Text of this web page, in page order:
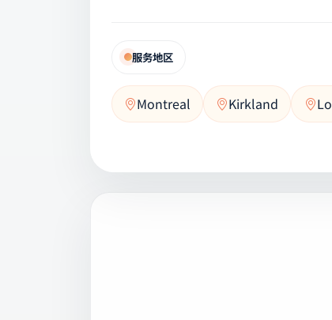
服务地区
Montreal Kirkland